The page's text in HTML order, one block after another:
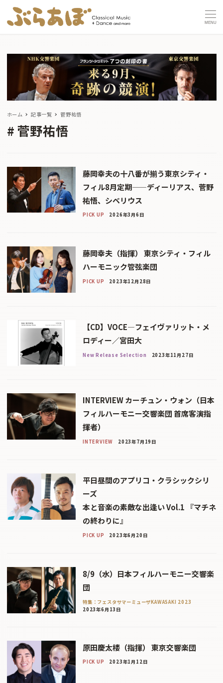
MENU
ホーム 記事一覧 菅野祐悟
菅野祐悟
藤岡幸夫の十八番が揃う東京シティ・
フィル8月定期——ディーリアス、菅野
祐悟、シベリウス
PICK UP 2026年3月6日
藤岡幸夫（指揮） 東京シティ・フィル
ハーモニック管弦楽団
PICK UP 2023年12月28日
【CD】VOCE―フェイヴァリット・メ
ロディー／宮田大
New Release Selection 2023年11月27日
INTERVIEW カーチュン・ウォン（日本
フィルハーモニー交響楽団 首席客演指
揮者）
INTERVIEW 2023年7月19日
平日昼間のアプリコ・クラシックシリ
ーズ
本と音楽の素敵な出逢い Vol.1 『マチネ
の終わりに』
PICK UP 2023年6月20日
8/9（水）日本フィルハーモニー交響楽
団
特集：フェスタサマーミューザKAWASAKI 2023
2023年6月13日
原田慶太楼（指揮） 東京交響楽団
PICK UP 2023年1月12日